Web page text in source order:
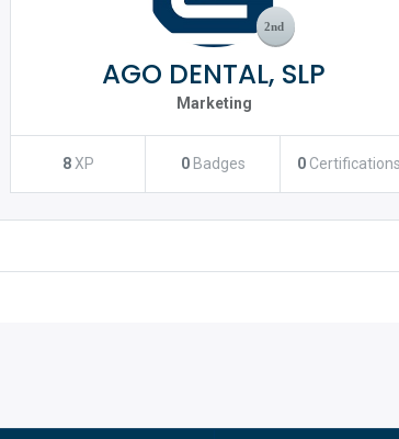
AGO DENTAL, SLP
Marketing
8 XP 0 Badges 0 Certifications